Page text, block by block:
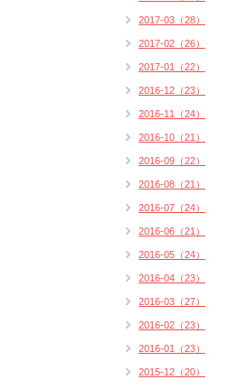
2017-03（28）
2017-02（26）
2017-01（22）
2016-12（23）
2016-11（24）
2016-10（21）
2016-09（22）
2016-08（21）
2016-07（24）
2016-06（21）
2016-05（24）
2016-04（23）
2016-03（27）
2016-02（23）
2016-01（23）
2015-12（20）